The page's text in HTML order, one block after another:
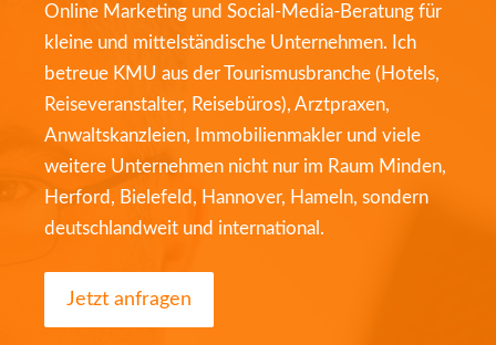
Online Marketing und Social-Media-Beratung für
kleine und mittelständische Unternehmen. Ich
betreue KMU aus der Tourismusbranche (Hotels,
Reiseveranstalter, Reisebüros), Arztpraxen,
Anwaltskanzleien, Immobilienmakler und viele
weitere Unternehmen nicht nur im Raum Minden,
Herford, Bielefeld, Hannover, Hameln, sondern
deutschlandweit und international.
Jetzt anfragen